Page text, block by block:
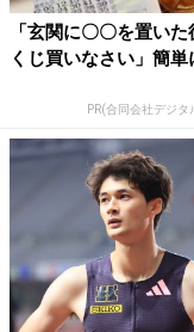
「玄関に〇〇を置い
くじ買いなさい」簡単
PR(合同会社デジタ